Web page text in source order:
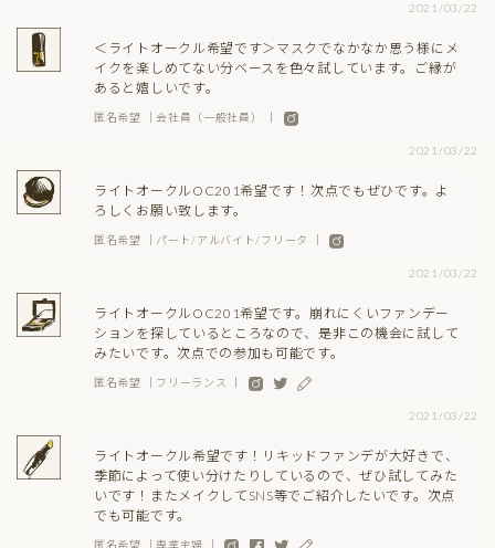
2021/03/22
＜ライトオークル希望です＞マスクでなかなか思う様にメ
イクを楽しめてない分ベースを色々試しています。ご縁が
あると嬉しいです。
匿名希望 ｜会社員（一般社員） ｜
2021/03/22
ライトオークルOC201希望です！次点でもぜひです。よ
ろしくお願い致します。
匿名希望 ｜パート/アルバイト/フリータ ｜
2021/03/22
ライトオークルOC201希望です。崩れにくいファンデー
ションを探しているところなので、是非この機会に試して
みたいです。次点での参加も可能です。
匿名希望 ｜フリーランス ｜
2021/03/22
ライトオークル希望です！リキッドファンデが大好きで、
季節によって使い分けたりしているので、ぜひ試してみた
いです！またメイクしてSNS等でご紹介したいです。次点
でも可能です。
匿名希望 ｜専業主婦 ｜